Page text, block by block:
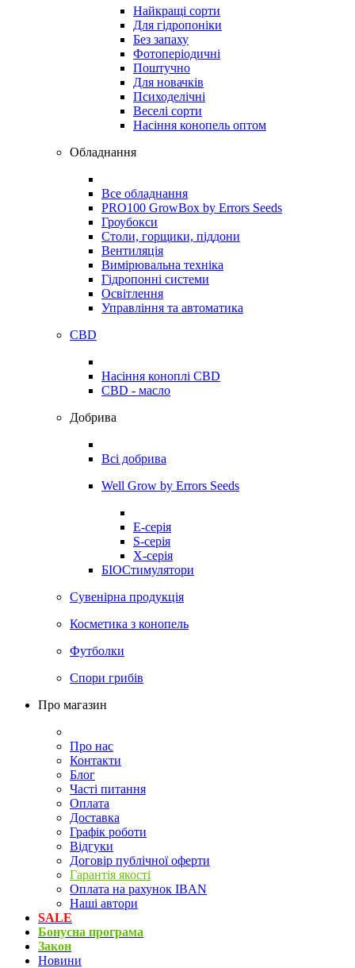
Найкращі сорти
Для гідропоніки
Без запаху
Фотоперіодичні
Поштучно
Для новачків
Психоделічні
Веселі сорти
Насіння конопель оптом
Обладнання
Все обладнання
PRO100 GrowBox by Errors Seeds
Гроубокси
Столи, горщики, піддони
Вентиляція
Вимірювальна техніка
Гідропонні системи
Освітлення
Управління та автоматика
CBD
Насіння коноплі CBD
CBD - масло
Добрива
Всі добрива
Well Grow by Errors Seeds
E-серія
S-серія
X-серія
БІОСтимулятори
Сувенірна продукція
Косметика з конопель
Футболки
Спори грибів
Про магазин
Про нас
Контакти
Блог
Часті питання
Оплата
Доставка
Графік роботи
Відгуки
Договір публічної оферти
Гарантія якості
Оплата на рахунок IBAN
Наші автори
SALE
Бонусна програма
Закон
Новини